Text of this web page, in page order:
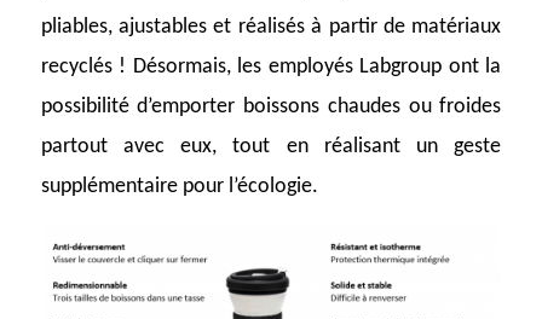
pliables, ajustables et réalisés à partir de matériaux
recyclés ! Désormais, les employés Labgroup ont la
possibilité d’emporter boissons chaudes ou froides
partout avec eux, tout en réalisant un geste
supplémentaire pour l’écologie.